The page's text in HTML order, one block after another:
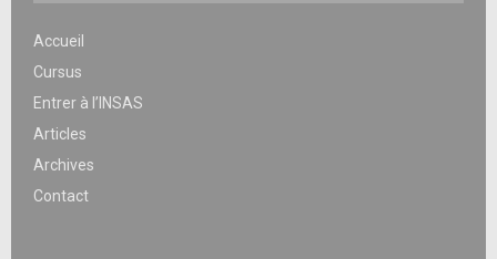
Accueil
Cursus
Entrer à l’INSAS
Articles
Archives
Contact